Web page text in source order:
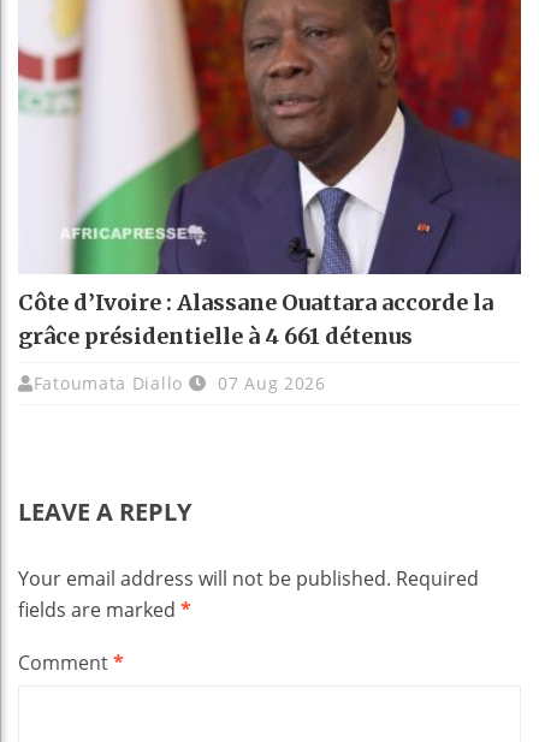
Côte d’Ivoire : Alassane Ouattara accorde la
grâce présidentielle à 4 661 détenus
Fatoumata Diallo 07 Aug 2026
LEAVE A REPLY
Your email address will not be published. Required
fields are marked *
Comment*